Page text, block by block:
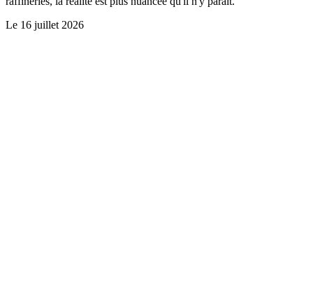
Le 16 juillet 2026